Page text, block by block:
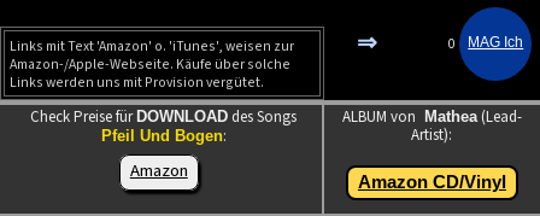
Links mit Text 'Amazon' o. 'iTunes', weisen zur
Amazon-/Apple-Webseite. Käufe über solche
Links werden uns mit Provision vergütet.
⇒ 0
Check Preise für DOWNLOAD des Songs
Pfeil Und Bogen:
Amazon
ALBUM von Mathea(Lead-
Artist):
Amazon CD/Vinyl